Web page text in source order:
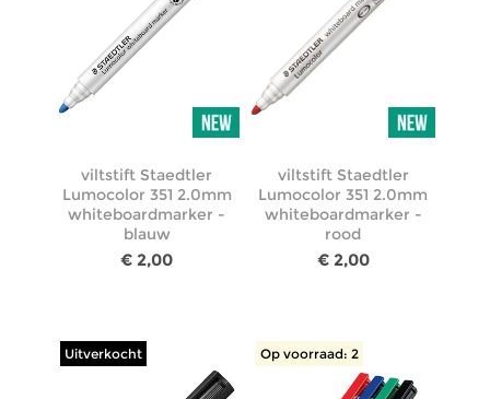
viltstift Staedtler
Lumocolor 351 2.0mm
whiteboardmarker -
blauw
€ 2,00
viltstift Staedtler
Lumocolor 351 2.0mm
whiteboardmarker -
rood
€ 2,00
Uitverkocht Op voorraad: 2